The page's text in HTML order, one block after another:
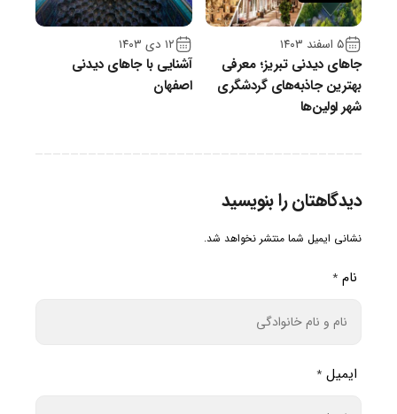
۵ اسفند ۱۴۰۳
جاهای دیدنی تبریز؛ معرفی
بهترین جاذبه‌های گردشگری
شهر اولین‌ها
۱۲ دی ۱۴۰۳
آشنایی با جاهای دیدنی
اصفهان
دیدگاهتان را بنویسید
نشانی ایمیل شما منتشر نخواهد شد.
نام *
ایمیل *